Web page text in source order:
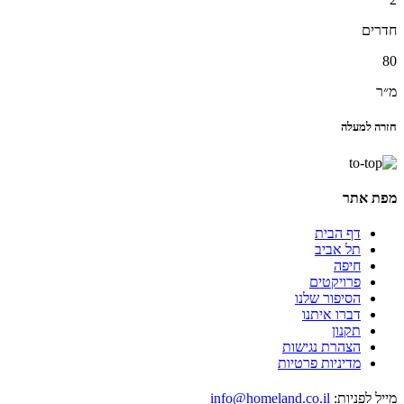
חדרים
80
מ״ר
חזרה למעלה
מפת אתר
דף הבית
תל אביב
חיפה
פרויקטים
הסיפור שלנו
דברו איתנו
תקנון
הצהרת נגישות
מדיניות פרטיות
מייל לפניות: